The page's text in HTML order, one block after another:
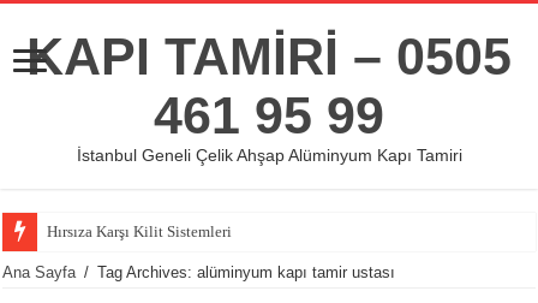
KAPI TAMİRİ – 0505
461 95 99
İstanbul Geneli Çelik Ahşap Alüminyum Kapı Tamiri
Hırsıza Karşı Kilit Sistemleri
Ana Sayfa / Tag Archives: alüminyum kapı tamir ustası